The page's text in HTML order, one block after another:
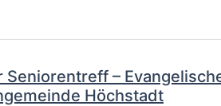
Seniorentreff –
Höchstadt